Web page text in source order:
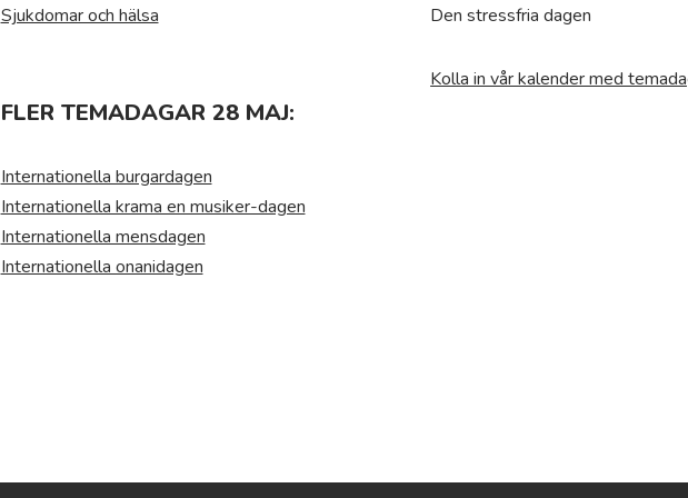
Sjukdomar och hälsa Den stressfria dagen
FLER TEMADAGAR 28 MAJ:
Internationella burgardagen
Internationella krama en musiker-dagen
Internationella mensdagen
Internationella onanidagen
Kolla in vår kalender med